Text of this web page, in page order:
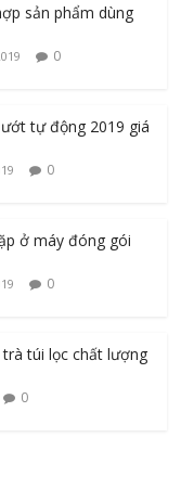
sản phẩm dùng
0
tự động 2019 giá
0
ở máy đóng gói
0
túi lọc chất lượng
0